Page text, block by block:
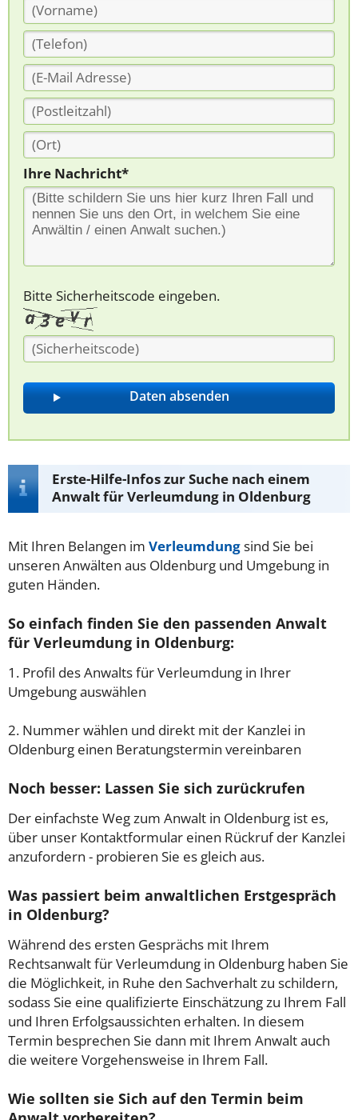
Ihre Nachricht*
Bitte Sicherheitscode eingeben.
Erste-Hilfe-Infos zur Suche nach einem
Anwalt für Verleumdung in Oldenburg
Mit Ihren Belangen im Verleumdungsind Sie bei
unseren Anwälten aus Oldenburg und Umgebung in
guten Händen.
So einfach finden Sie den passenden Anwalt
für Verleumdung in Oldenburg:
1. Profil des Anwalts für Verleumdung in Ihrer
Umgebung auswählen
2. Nummer wählen und direkt mit der Kanzlei in
Oldenburg einen Beratungstermin vereinbaren
Noch besser: Lassen Sie sich zurückrufen
Der einfachste Weg zum Anwalt in Oldenburg ist es,
über unser Kontaktformular einen Rückruf der Kanzlei
anzufordern - probieren Sie es gleich aus.
Was passiert beim anwaltlichen Erstgespräch
in Oldenburg?
Während des ersten Gesprächs mit Ihrem
Rechtsanwalt für Verleumdung in Oldenburg haben Sie
die Möglichkeit, in Ruhe den Sachverhalt zu schildern,
sodass Sie eine qualifizierte Einschätzung zu Ihrem Fall
und Ihren Erfolgsaussichten erhalten. In diesem
Termin besprechen Sie dann mit Ihrem Anwalt auch
die weitere Vorgehensweise in Ihrem Fall.
Wie sollten sie Sich auf den Termin beim